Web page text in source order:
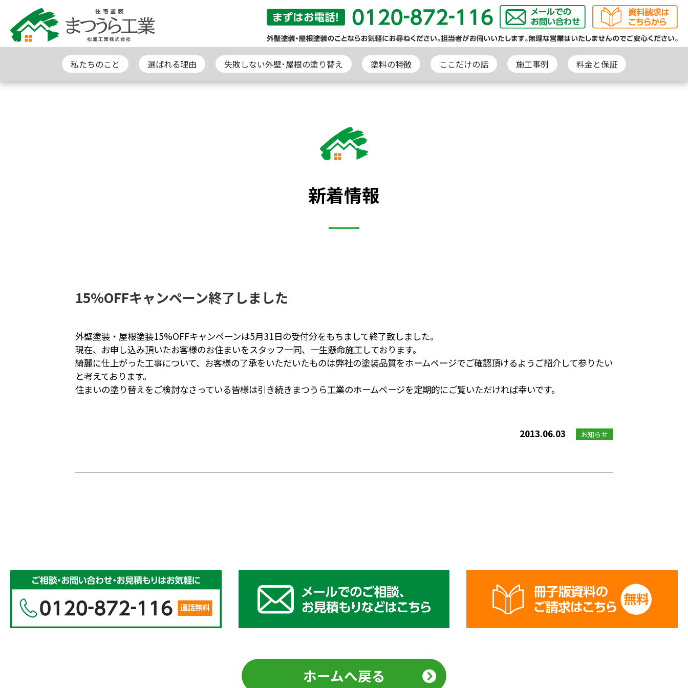
私たちのこと 選ばれる理由 失敗しない外壁･屋根の塗り替え 塗料の特徴 ここだけの話 施工事例 料金と保証
新着情報
15%OFFキャンペーン終了しました
外壁塗装・屋根塗装15%OFFキャンペーンは5月31日の受付分をもちまして終了致しました。
現在、お申し込み頂いたお客様のお住まいをスタッフ一同、一生懸命施工しております。
綺麗に仕上がった工事について、お客様の了承をいただいたものは弊社の塗装品質をホームページでご確認頂けるようご紹介して参りたい
と考えております。
住まいの塗り替えをご検討なさっている皆様は引き続きまつうら工業のホームページを定期的にご覧いただければ幸いです。
2013.06.03 お知らせ
ホームへ戻る